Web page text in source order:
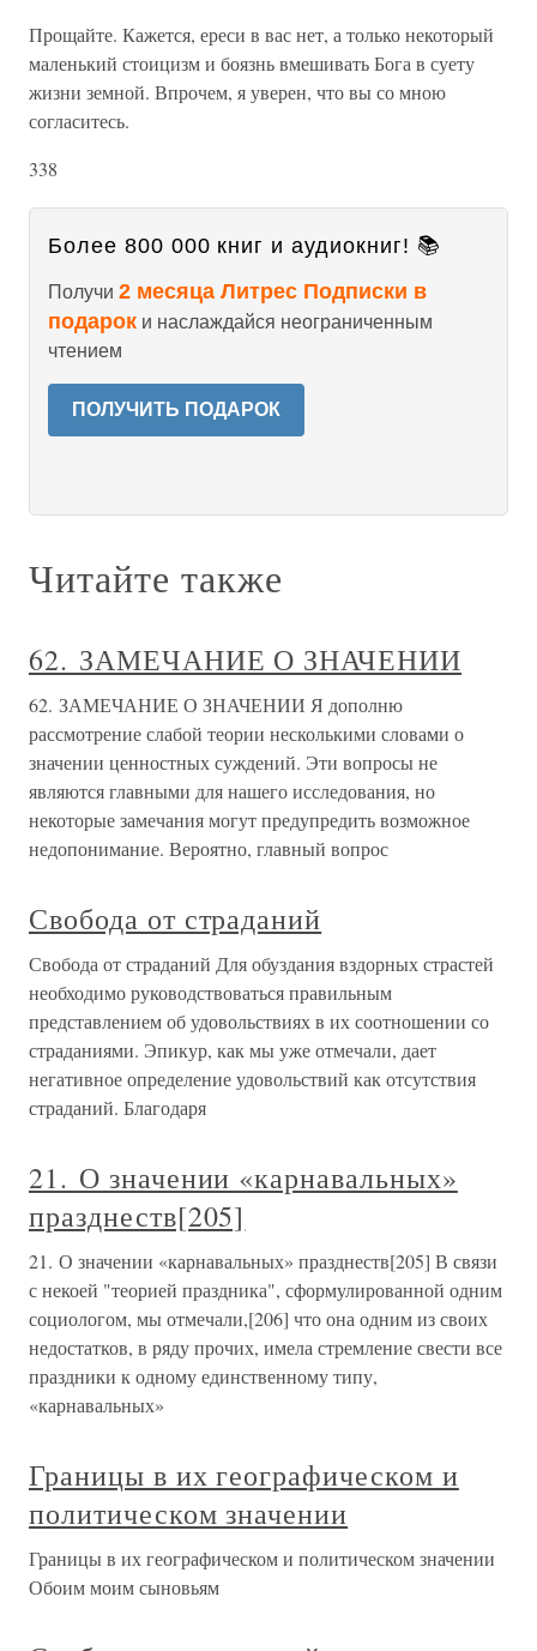
Прощайте. Кажется, ереси в вас нет, а только некоторый
маленький стоицизм и боязнь вмешивать Бога в суету
жизни земной. Впрочем, я уверен, что вы со мною
согласитесь.
338
Более 800 000 книг и аудиокниг! 📚
Получи 2 месяца Литрес Подписки в
подарок и наслаждайся неограниченным
чтением
ПОЛУЧИТЬ ПОДАРОК
Читайте также
62. ЗАМЕЧАНИЕ О ЗНАЧЕНИИ
62. ЗАМЕЧАНИЕ О ЗНАЧЕНИИ Я дополню
рассмотрение слабой теории несколькими словами о
значении ценностных суждений. Эти вопросы не
являются главными для нашего исследования, но
некоторые замечания могут предупредить возможное
недопонимание. Вероятно, главный вопрос
Свобода от страданий
Свобода от страданий Для обуздания вздорных страстей
необходимо руководствоваться правильным
представлением об удовольствиях в их соотношении со
страданиями. Эпикур, как мы уже отмечали, дает
негативное определение удовольствий как отсутствия
страданий. Благодаря
21. О значении «карнавальных»
празднеств[205]
21. О значении «карнавальных» празднеств[205] В связи
с некоей "теорией праздника", сформулированной одним
социологом, мы отмечали,[206] что она одним из своих
недостатков, в ряду прочих, имела стремление свести все
праздники к одному единственному типу,
«карнавальных»
Границы в их географическом и
политическом значении
Границы в их географическом и политическом значении
Обоим моим сыновьям